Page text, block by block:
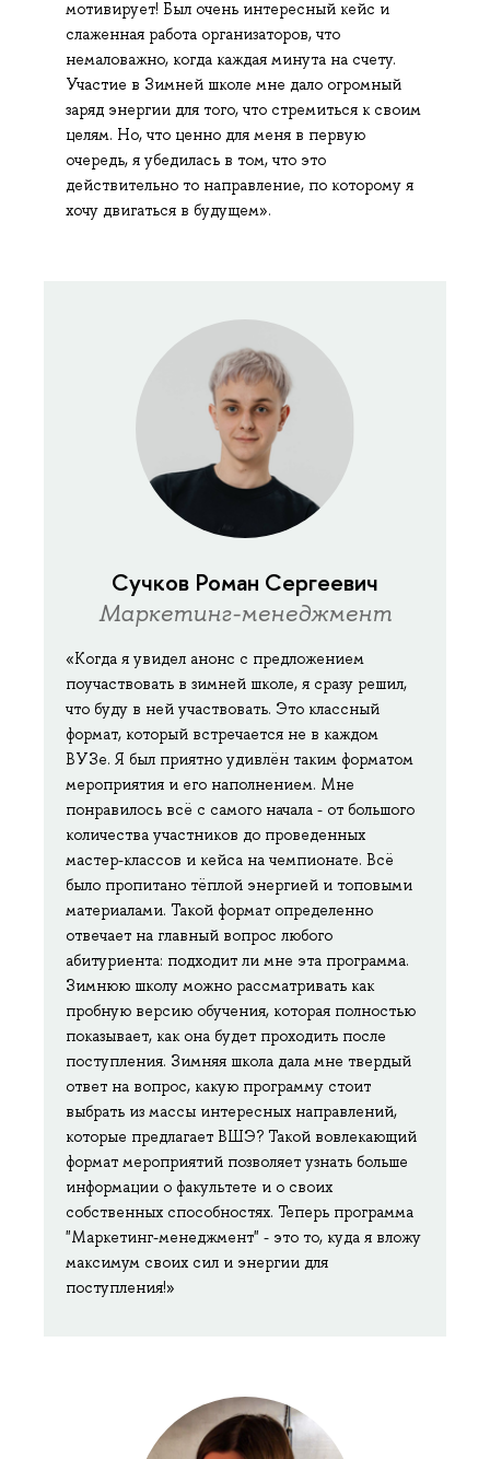
мотивирует! Был очень интересный кейс и
слаженная работа организаторов, что
немаловажно, когда каждая минута на счету.
Участие в Зимней школе мне дало огромный
заряд энергии для того, что стремиться к своим
целям. Но, что ценно для меня в первую
очередь, я убедилась в том, что это
действительно то направление, по которому я
хочу двигаться в будущем».
Сучков Роман Сергеевич
Маркетинг-менеджмент
«Когда я увидел анонс с предложением
поучаствовать в зимней школе, я сразу решил,
что буду в ней участвовать. Это классный
формат, который встречается не в каждом
ВУЗе. Я был приятно удивлён таким форматом
мероприятия и его наполнением. Мне
понравилось всё с самого начала - от большого
количества участников до проведенных
мастер-классов и кейса на чемпионате. Всё
было пропитано тёплой энергией и топовыми
материалами. Такой формат определенно
отвечает на главный вопрос любого
абитуриента: подходит ли мне эта программа.
Зимнюю школу можно рассматривать как
пробную версию обучения, которая полностью
показывает, как она будет проходить после
поступления. Зимняя школа дала мне твердый
ответ на вопрос, какую программу стоит
выбрать из массы интересных направлений,
которые предлагает ВШЭ? Такой вовлекающий
формат мероприятий позволяет узнать больше
информации о факультете и о своих
собственных способностях. Теперь программа
"Маркетинг-менеджмент" - это то, куда я вложу
максимум своих сил и энергии для
поступления!»